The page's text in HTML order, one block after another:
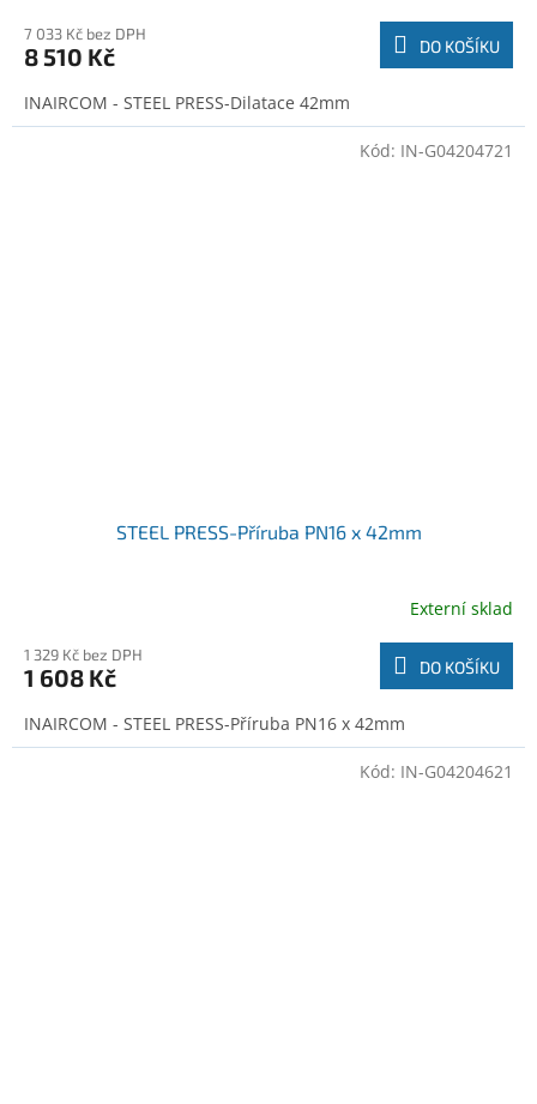
7 033 Kč bez DPH
8 510 Kč DO KOŠÍKU
INAIRCOM - STEEL PRESS-Dilatace 42mm
STEEL PRESS-Příruba PN16 x 42mm
Externí sklad
1 329 Kč bez DPH
1 608 Kč DO KOŠÍKU
INAIRCOM - STEEL PRESS-Příruba PN16 x 42mm
Kód: IN-G04204721
Kód: IN-G04204621